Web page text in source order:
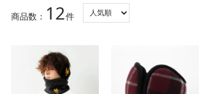
商品数： 12件